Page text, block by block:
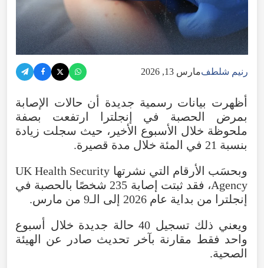
رنيم شلطفمارس 13, 2026
أظهرت بيانات رسمية جديدة أن حالات الإصابة
بمرض الحصبة في إنجلترا ارتفعت بصفة
ملحوظة خلال الأسبوع الأخير، حيث سجلت زيادة
بنسبة 21 في المئة خلال مدة قصيرة.
وبحسَب الأرقام التي نشرتها UK Health Security
Agency، فقد ثبتت إصابة 235 شخصًا بالحصبة في
إنجلترا من بداية عام 2026 إلى الـ9 من مارس.
ويعني ذلك تسجيل 40 حالة جديدة خلال أسبوع
واحد فقط مقارنة بآخر تحديث صادر عن الهيئة
الصحية.